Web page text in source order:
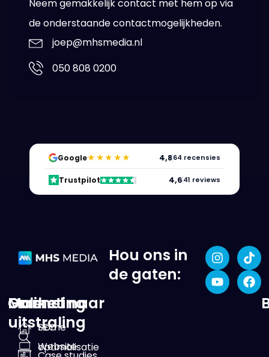
Neem gemakkelijk contact met hem op via
de onderstaande contactmogelijkheden.
joep@mhsmedia.nl
050 808 0200
Google★★★★★ 4,864 recensies
Trustpilot 4,641 reviews
Hou ons in
de gaten:
Online
uitstraling
Website
Marketing
SEO
optimalisatie
Ga snel naar
Home